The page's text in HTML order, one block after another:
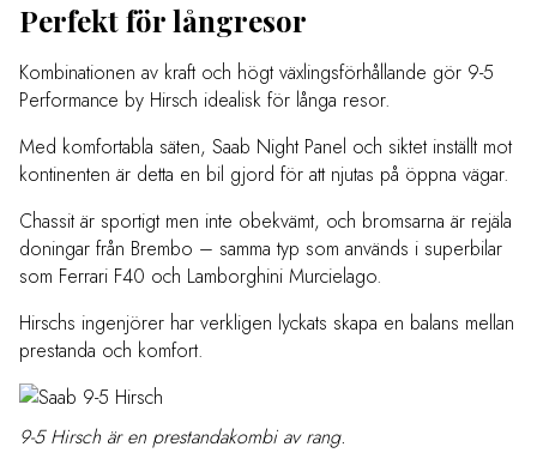
Perfekt för långresor
Kombinationen av kraft och högt växlingsförhållande gör 9-5
Performance by Hirsch idealisk för långa resor.
Med komfortabla säten, Saab Night Panel och siktet inställt mot
kontinenten är detta en bil gjord för att njutas på öppna vägar.
Chassit är sportigt men inte obekvämt, och bromsarna är rejäla
doningar från Brembo – samma typ som används i superbilar
som Ferrari F40 och Lamborghini Murcielago.
Hirschs ingenjörer har verkligen lyckats skapa en balans mellan
prestanda och komfort.
9-5 Hirsch är en prestandakombi av rang.